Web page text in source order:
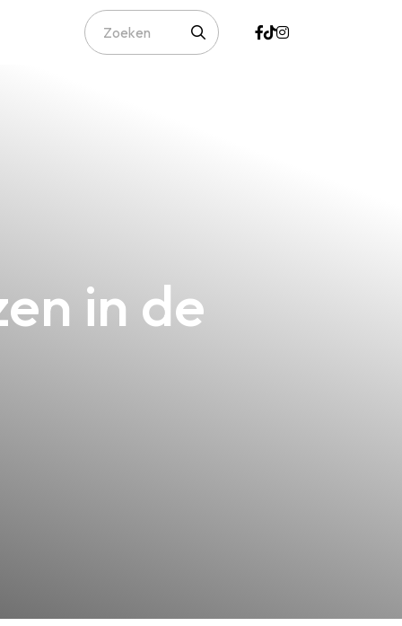
in de